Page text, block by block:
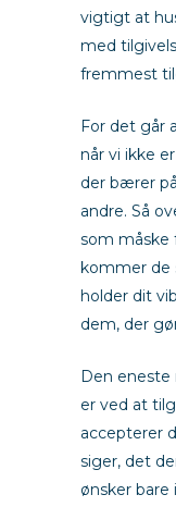
vigtigt at
med
fremmest
For det går
når vi ikke
der bærer
andre. Så
som måske
kommer de
holder dit
dem, der
Den eneste
er ved at
accepterer
siger, det
ønsker